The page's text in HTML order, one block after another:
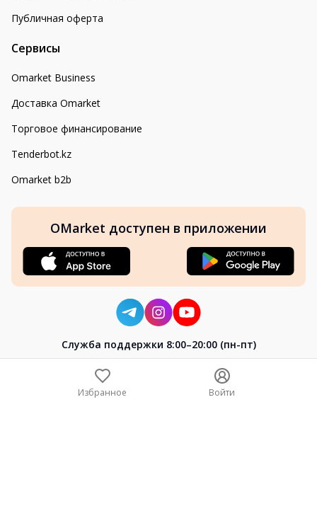
Публичная оферта
Сервисы
Omarket Business
Доставка Omarket
Торговое финансирование
Tenderbot.kz
Omarket b2b
OMarket доступен в приложении
Cлужба поддержки 8:00–20:00 (пн-пт)
Избранное Войти